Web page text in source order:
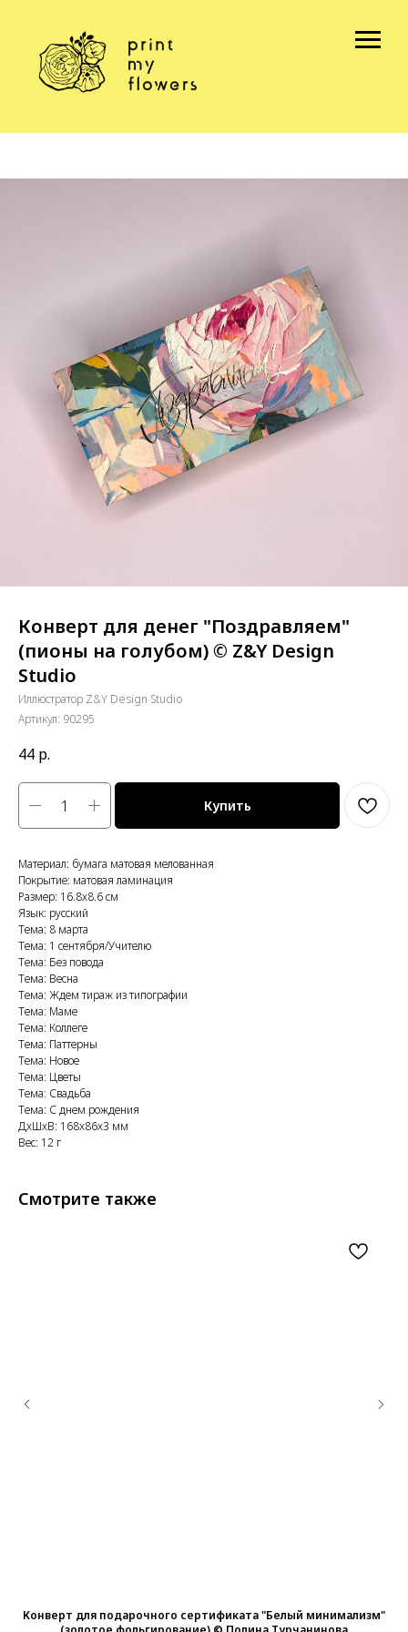
Конверт для денег "Поздравляем"
(пионы на голубом) © Z&Y Design
Studio
Иллюстратор Z&Y Design Studio
Артикул: 90295
44 р.
Купить
Материал: бумага матовая мелованная
Покрытие: матовая ламинация
Размер: 16.8x8.6 см
Язык: русский
Тема: 8 марта
Тема: 1 сентября/Учителю
Тема: Без повода
Тема: Весна
Тема: Ждем тираж из типографии
Тема: Маме
Тема: Коллеге
Тема: Паттерны
Тема: Новое
Тема: Цветы
Тема: Свадьба
Тема: С днем рождения
ДxШxВ: 168x86x3 мм
Вес: 12 г
Смотрите также
Конверт для подарочного сертификата "Белый минимализм"